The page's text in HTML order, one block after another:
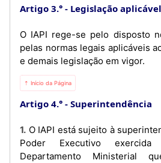
Artigo 3.° Legislação aplicável
O IAPI rege-se pelo disposto
pelas normas legais aplicáveis
e demais legislação em vigor.
⇡ Início da Página
Artigo 4.° Superintendência
1. O IAPI está sujeito à superintendência do Titular do
Poder Executivo
Departamento Ministerial